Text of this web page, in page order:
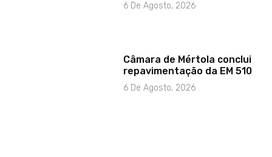
6 De Agosto, 2026
Câmara de Mértola conclui
repavimentação da EM 510
6 De Agosto, 2026